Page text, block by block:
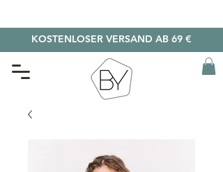
KOSTENLOSER VERSAND AB 69 €